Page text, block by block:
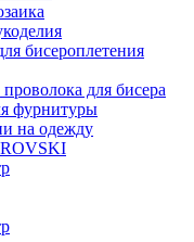
бисероплетения
для бисера
фурнитуры
на одежду